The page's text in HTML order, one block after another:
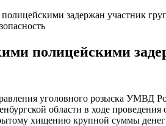
полицейскими
уголовного розыска УМВД
области в ходе
хищению крупной суммы денег